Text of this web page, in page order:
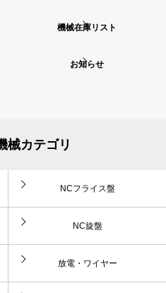
機械在庫リスト
お知らせ
械カテゴリ
NCフライス盤
NC旋盤
放電・ワイヤー